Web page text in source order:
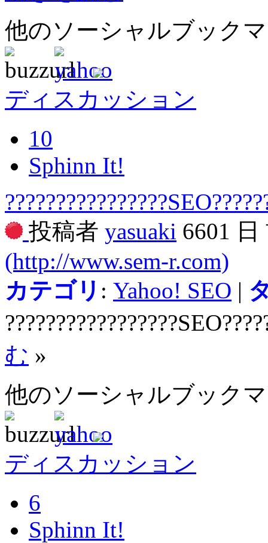
他のソーシャルブック
ディスカッション
10
Sphinn It!
投稿者 yasuaki 6601 日
(http://www.sem-r.com)
カテゴリ : Yahoo! SEO |
む »
他のソーシャルブック
ディスカッション
6
Sphinn It!